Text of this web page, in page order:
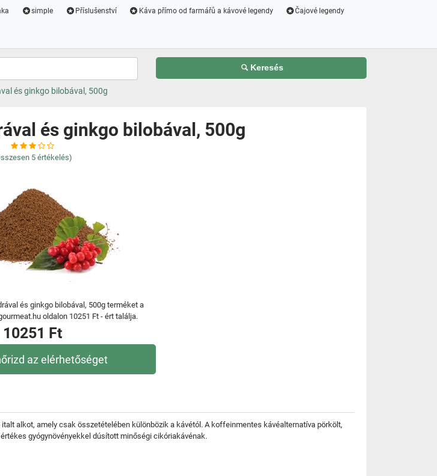
simple Příslušenství Káva přímo od farmářů a kávové legendy Čajové legendy
Keresés
és ginkgo bilobával, 500g
és ginkgo bilobával, 500g
5 értékelés)
és ginkgo bilobával, 500g terméket a
oldalon 10251 Ft - ért találja.
10251 Ft
az elérhetőséget
alkot, amely csak összetételében különbözik a kávétól. A koffeinmentes kávéalternatíva pörkölt,
gyógynövényekkel dúsított minőségi cikóriakávénak.